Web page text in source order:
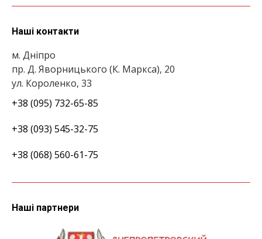
Наші контакти
м. Дніпро
пр. Д. Яворницького (К. Маркса), 20
ул. Короленко, 33
+38 (095) 732-65-85
+38 (093) 545-32-75
+38 (068) 560-61-75
Наші партнери